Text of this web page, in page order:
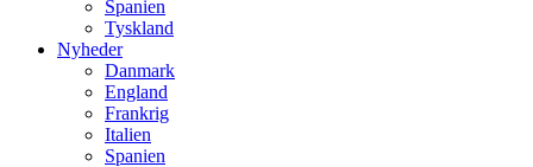
Spanien
Tyskland
Nyheder
Danmark
England
Frankrig
Italien
Spanien